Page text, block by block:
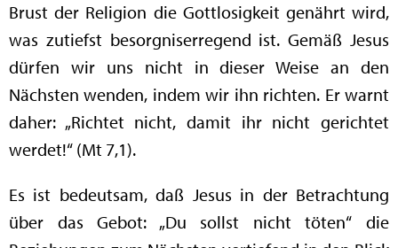
Brust der Religion die Gottlosigkeit genährt wird,
was zutiefst besorgniserregend ist. Gemäß Jesus
dürfen wir uns nicht in dieser Weise an den
Nächsten wenden, indem wir ihn richten. Er warnt
daher: „Richtet nicht, damit ihr nicht gerichtet
werdet!“ (Mt 7,1).
Es ist bedeutsam, daß Jesus in der Betrachtung
über das Gebot: „Du sollst nicht töten“ die